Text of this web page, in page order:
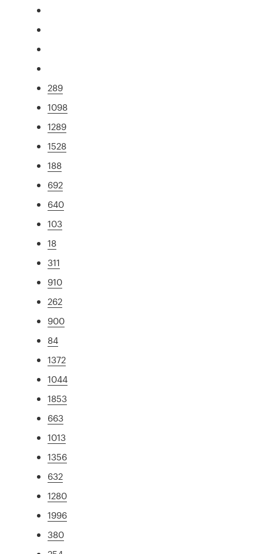
289
1098
1289
1528
188
692
640
103
18
311
910
262
900
84
1372
1044
1853
663
1013
1356
632
1280
1996
380